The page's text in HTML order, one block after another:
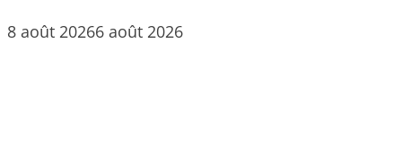
8 août 20266 août 2026